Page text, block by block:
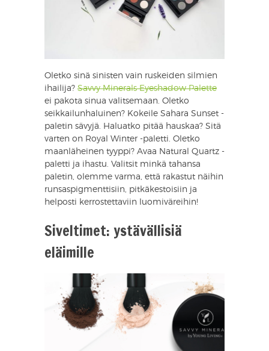
Oletko sinä sinisten vain ruskeiden silmien
ihailija? Savvy Minerals Eyeshadow Palette
ei pakota sinua valitsemaan. Oletko
seikkailunhaluinen? Kokeile Sahara Sunset -
paletin sävyjä. Haluatko pitää hauskaa? Sitä
varten on Royal Winter -paletti. Oletko
maanläheinen tyyppi? Avaa Natural Quartz -
paletti ja ihastu. Valitsit minkä tahansa
paletin, olemme varma, että rakastut näihin
runsaspigmenttisiin, pitkäkestoisiin ja
helposti kerrostettaviin luomiväreihin!
Siveltimet: ystävällisiä
eläimille